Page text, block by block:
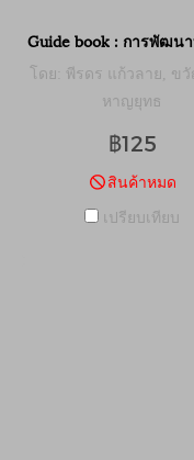
Guide book : การพัฒน
โดย: พีรดร แก้วลาย, ข
หาญยุทธ
฿125
สินค้าหมด
เปรียบเทียบ